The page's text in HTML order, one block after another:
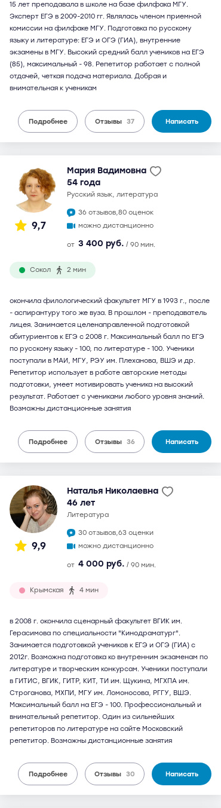
15 лет преподавала в школе на базе филфака МГУ.
Эксперт ЕГЭ в 2009-2010 гг. Являлась членом приемной
комиссии на филфаке МГУ. Подготовка по русскому
языку и литературе: ЕГЭ и ОГЭ (ГИА), внутренние
экзамены в МГУ. Высокий средний балл учеников на ЕГЭ
(85), максимальный - 98. Репетитор работает с полной
отдачей, четкая подача материала. Добрая и
внимательная к ученикам
Подробнее Отзывы 37 Написать
9,7
Мария Вадимовна
54 года
русский язык, литература
36 отзывов,80 оценок
можно дистанционно
от 3 400 руб. / 90 мин.
Сокол 2 мин
окончила филологический факультет МГУ в 1993 г., после
- аспирантуру того же вуза. В прошлом - преподаватель
лицея. Занимается целенаправленной подготовкой
абитуриентов к ЕГЭ с 2008 г. Максимальный балл по ЕГЭ
по русскому языку - 100, по литературе - 100. Ученики
поступали в МАИ, МГУ, РЭУ им. Плеханова, ВШЭ и др.
Репетитор использует в работе авторские методы
подготовки, умеет мотивировать ученика на высокий
результат. Работает с учениками любого уровня знаний.
Возможны дистанционные занятия
Подробнее Отзывы 36 Написать
9,9
Наталья Николаевна
46 лет
литература
30 отзывов,63 оценки
можно дистанционно
от 4 000 руб. / 90 мин.
Крымская 4 мин
в 2008 г. окончила сценарный факультет ВГИК им.
Герасимова по специальности "Кинодраматург".
Занимается подготовкой учеников к ЕГЭ и ОГЭ (ГИА) с
2012г. Возможна подготовка ко внутренним экзаменам по
литературе и творческим конкурсам. Ученики поступали
в ГИТИС, ВГИК, ГИТР, КИТ, ТИ им. Щукина, МГХПА им.
Строганова, МХПИ, МГУ им. Ломоносова, РГГУ, ВШЭ.
Максимальный балл на ЕГЭ - 100. Профессиональный и
внимательный репетитор. Один из сильнейших
репетиторов по литературе на сайте Московский
репетитор. Возможны дистанционные занятия
Подробнее Отзывы 30 Написать